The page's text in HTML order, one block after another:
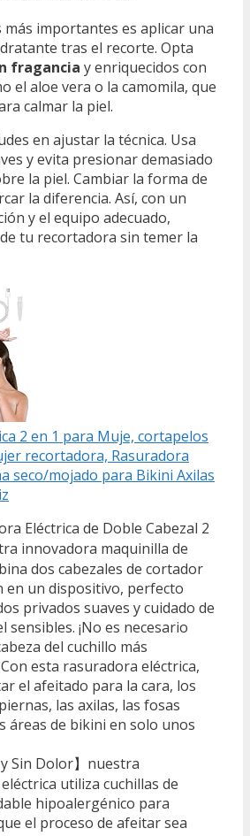
más importantes es aplicar una
tras el recorte. Opta
fragancia y enriquecidos con
el aloe vera o la camomila, que
calmar la piel.
en ajustar la técnica. Usa
y evita presionar demasiado
la piel. Cambiar la forma de
la diferencia. Así, con un
y el equipo adecuado,
tu recortadora sin temer la
2 en 1 para Muje, cortapelos
recortadora, Rasuradora
seco/mojado para Bikini Axilas
Eléctrica de Doble Cabezal 2
innovadora maquinilla de
dos cabezales de cortador
en un dispositivo, perfecto
privados suaves y cuidado de
sensibles. ¡No es necesario
del cuchillo más
esta rasuradora eléctrica,
el afeitado para la cara, los
las axilas, las fosas
áreas de bikini en solo unos
Sin Dolor】nuestra
utiliza cuchillas de
hipoalergénico para
el proceso de afeitar sea